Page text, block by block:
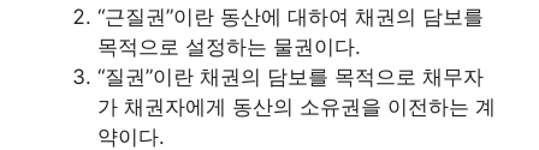
“근질권”이란 동산에 대하여 채권의 담보를
목적으로 설정하는 물권이다.
“질권”이란 채권의 담보를 목적으로 채무자
가 채권자에게 동산의 소유권을 이전하는 계
약이다.